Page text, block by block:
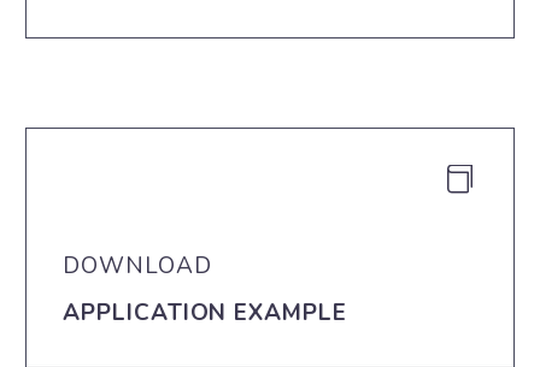


DOWNLOAD
APPLICATION EXAMPLE